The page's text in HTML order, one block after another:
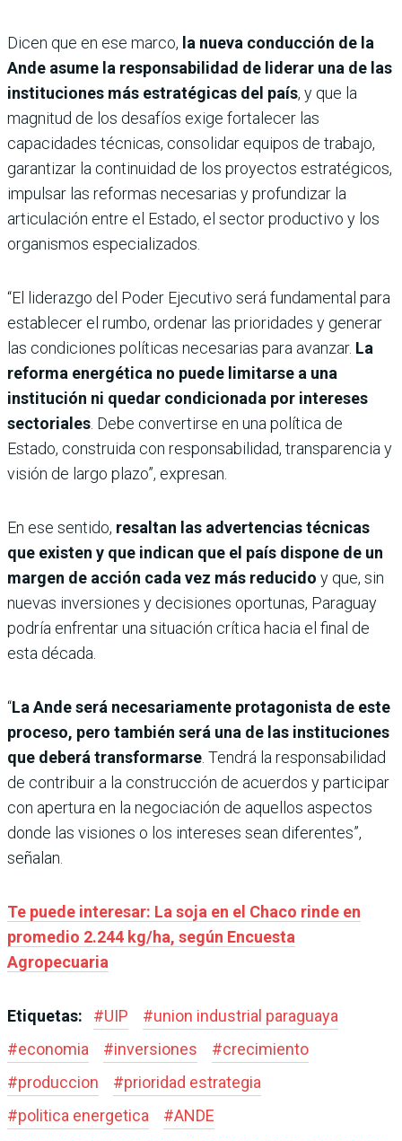
Dicen que en ese marco, la nueva conducción de la
Ande asume la responsabilidad de liderar una de las
instituciones más estratégicas del país, y que la
magnitud de los desafíos exige fortalecer las
capacidades técnicas, consolidar equipos de trabajo,
garantizar la continuidad de los proyectos estratégicos,
impulsar las reformas necesarias y profundizar la
articulación entre el Estado, el sector productivo y los
organismos especializados.
“El liderazgo del Poder Ejecutivo será fundamental para
establecer el rumbo, ordenar las prioridades y generar
las condiciones políticas necesarias para avanzar. La
reforma energética no puede limitarse a una
institución ni quedar condicionada por intereses
sectoriales. Debe convertirse en una política de
Estado, construida con responsabilidad, transparencia y
visión de largo plazo”, expresan.
En ese sentido, resaltan las advertencias técnicas
que existen y que indican que el país dispone de un
margen de acción cada vez más reducido y que, sin
nuevas inversiones y decisiones oportunas, Paraguay
podría enfrentar una situación crítica hacia el final de
esta década.
“La Ande será necesariamente protagonista de este
proceso, pero también será una de las instituciones
que deberá transformarse. Tendrá la responsabilidad
de contribuir a la construcción de acuerdos y participar
con apertura en la negociación de aquellos aspectos
donde las visiones o los intereses sean diferentes”,
señalan.
Te puede interesar: La soja en el Chaco rinde en
promedio 2.244 kg/ha, según Encuesta
Agropecuaria
Etiquetas: #UIP #union industrial paraguaya
#economia #inversiones #crecimiento
#produccion #prioridad estrategia
#politica energetica #ANDE